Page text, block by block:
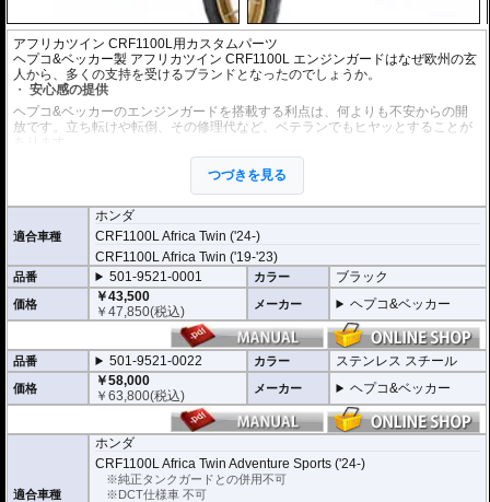
アフリカツイン CRF1100L用カスタムパーツ
ヘプコ&ベッカー製 アフリカツイン CRF1100L エンジンガードはなぜ欧州の玄
人から、多くの支持を受けるブランドとなったのでしょうか。
安心感の提供
ヘプコ&ベッカーのエンジンガードを搭載する利点は、何よりも不安からの開
放です。立ち転けや転倒、その修理代など、ベテランでもヒヤッとすることが
ヘプコ&ベッカーではツーリングを心から楽しむことを目指し、製品を開発、
高い安全性
万が一の有事から車体を守ります。直接のダメージを防ぐだけでなく、衝撃を
多点に分散し、全体的にダメージを少なくする効果が期待できます。
地面と車体の間への足の挟み込みなども防ぐことも大事な機能です。
品質の差別化
ヘプコ&ベッカーのエンジンガードにはパイプ内部に性質の異なる特殊強化パ
イプをさらに1本追加させた2重構造を採用。
肉厚スチールの加工が施されている車両接合ポイントはトライ&エラーより導
きだされた耐衝撃性に優れた構造です。
また多点支持や、パイプのつなぎ方も差し込みタイプとすることで、充分な強
度を確保。
これらのこだわりを元に、各所にツーリングライフの向上に貢献できるよう工
つづきを見る
適合車種
ホンダ
CRF1100L Africa Twin ('24-)
CRF1100L Africa Twin ('19-'23)
品番 501-9521-0001 カラー ブラック
価格
￥43,500
￥47,850(税込) メーカー ヘプコ&ベッカー
品番 501-9521-0022 カラー ステンレス スチール
価格
￥58,000
￥63,800(税込) メーカー ヘプコ&ベッカー
適合車種
ホンダ
CRF1100L Africa Twin Adventure Sports ('24-)
※純正タンクガードとの併用不可
※DCT仕様車 不可